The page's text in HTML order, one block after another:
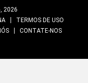
2026
TERMOS DE USO
CONTATE-NOS